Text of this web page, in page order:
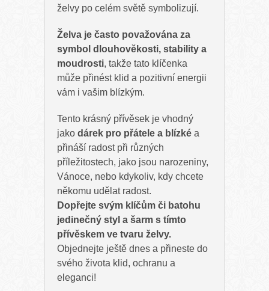
želvy po celém světě symbolizují.
Želva je často považována za
symbol dlouhověkosti, stability a
moudrosti, takže tato klíčenka
může přinést klid a pozitivní energii
vám i vašim blízkým.
Tento krásný přívěsek je vhodný
jako dárek pro přátele a blízké a
přináší radost při různých
příležitostech, jako jsou narozeniny,
Vánoce, nebo kdykoliv, kdy chcete
někomu udělat radost.
Dopřejte svým klíčům či batohu
jedinečný styl a šarm s tímto
přívěskem ve tvaru želvy.
Objednejte ještě dnes a přineste do
svého života klid, ochranu a
eleganci!